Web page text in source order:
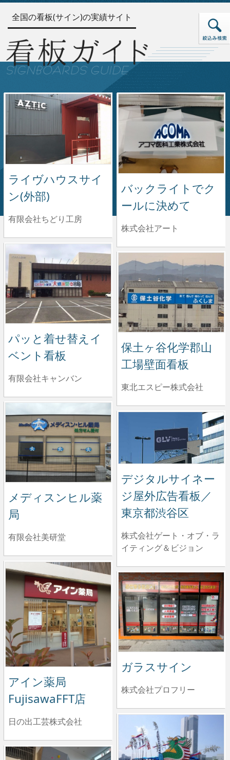
全国の看板(サイン)の実績サイト
ライヴハウスサイ
ン(外部)
有限会社ちどり工房
バックライトでク
ールに決めて
株式会社アート
パッと着せ替えイ
ベント看板
有限会社キャンバン
保土ヶ谷化学郡山
工場壁面看板
東北エスピー株式会社
メディスンヒル薬
局
有限会社美研堂
デジタルサイネー
ジ屋外広告看板／
東京都渋谷区
株式会社ゲート・オブ・ラ
イティング＆ビジョン
アイン薬局
FujisawaFFT店
日の出工芸株式会社
ガラスサイン
株式会社プロフリー